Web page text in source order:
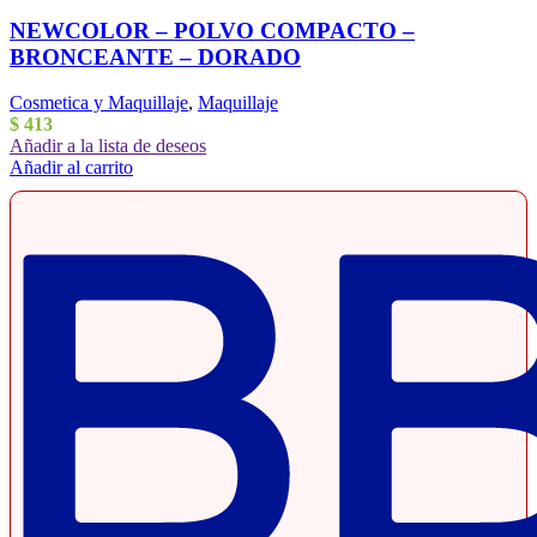
NEWCOLOR – POLVO COMPACTO –
BRONCEANTE – DORADO
Cosmetica y Maquillaje, Maquillaje
$ 413
Añadir a la lista de deseos
Añadir al carrito